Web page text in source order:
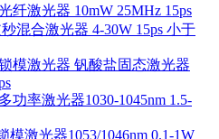
纤激光器 10mW 25MHz 15ps
秒混合激光器 4-30W 15ps 小于
模激光器 钒酸盐固态激光器
功率激光器1030-1045nm 1.5-
模激光器1053/1046nm 0.1-1W